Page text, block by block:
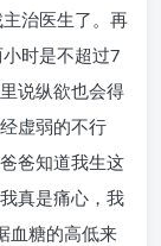
治医生了。再
时是不超过7
说纵欲也会得
虚弱的不行
爸知道我生这
真是痛心，我
血糖的高低来